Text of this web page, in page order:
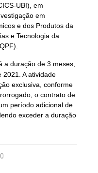
UBI), em
em
e dos Produtos da
e Tecnologia da
a duração de 3 meses,
2021. A atividade
exclusiva, conforme
o contrato de
período adicional de
exceder a duração